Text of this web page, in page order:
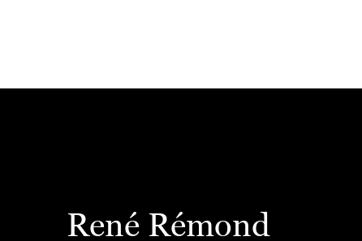
René Rémond